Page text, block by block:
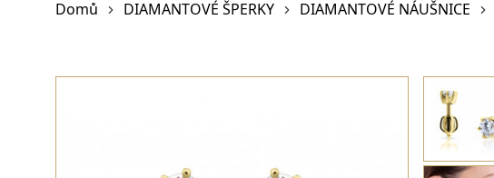
Domů DIAMANTOVÉ ŠPERKY DIAMANTOVÉ NÁUŠNICE